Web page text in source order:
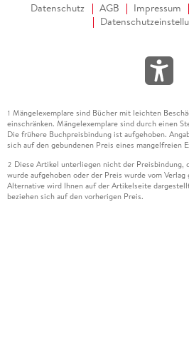
Datenschutz AGB Impressum
1 Mängelexemplare sind Bücher mit leichten
einschränken. Mängelexemplare sind durch einen
Die frühere Buchpreisbindung ist aufgehoben.
sich auf den gebundenen Preis eines mangelfreien
2 Diese Artikel unterliegen nicht der Preisbindung,
wurde aufgehoben oder der Preis wurde vom
Alternative wird Ihnen auf der Artikelseite
beziehen sich auf den vorherigen Preis.